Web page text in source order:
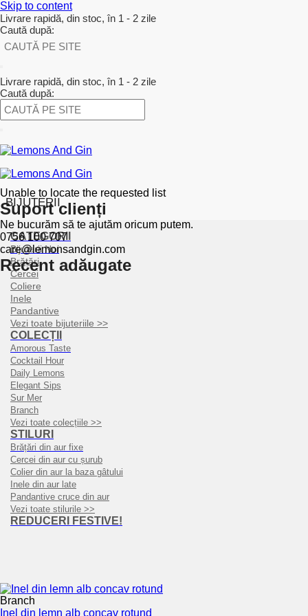
Skip to content
Livrare rapidă, din stoc, în 1 - 2 zile
Caută după:
Livrare rapidă, din stoc, în 1 - 2 zile
Caută după:
BIJUTERII
CATEGORII
Bijuterii Noi
Brățări
Cercei
Coliere
Inele
Pandantive
Vezi toate bijuteriile >>
COLECȚII
Amorous Taste
Cocktail Hour
Daily Lemons
Elegant Sips
Sur Mer
Branch
Vezi toate colecțiile >>
STILURI
Brățări din aur fixe
Cercei din aur cu șurub
Colier din aur la baza gâtului
Inele din aur late
Pandantive cruce din aur
Vezi toate stilurile >>
REDUCERI FESTIVE!
Unable to locate the requested list
Suport clienți
Ne bucurăm să te ajutăm oricum putem.
0756 100 707
care@lemonsandgin.com
Recent adăugate
Branch
Inel din lemn alb concav rotund